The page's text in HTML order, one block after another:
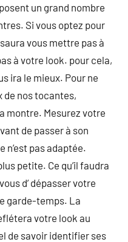
un grand nombre
Si vous optez pour
vous mettre pas à
à votre look. pour cela,
ira le mieux. Pour ne
de nos tocantes,
montre. Mesurez votre
de passer à son
n’est pas adaptée.
petite. Ce qu’il faudra
d’ dépasser votre
garde-temps. La
votre look au
de savoir identifier ses